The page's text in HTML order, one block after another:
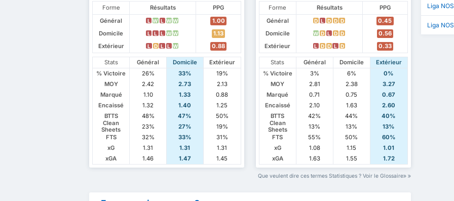
Forme Résultats
PPG
Général
L W L W W
1.00
Domicile
L L L W W
1.13
Extérieur
L D L L W 0.88
Stats Général Domicile
Extérieur
% Victoire
26% 33%
19%
MOY
2.42 2.73
2.13
Marqué
1.10 1.33
0.88
Encaissé
1.32 1.40
1.25
BTTS
48% 47%
50%
Clean
Sheets
23% 27%
19%
FTS
32% 33%
31%
xG
1.31 1.31
1.31
xGA
1.46 1.47 1.45
Forme Résultats
PPG
Général
D L D D D
0.45
Domicile
W D L D D
0.56
Extérieur
L D D L D 0.33
Stats Général Domicile
Extérieur
% Victoire
3% 6%
0%
MOY
2.81 2.38
3.27
Marqué
0.71 0.75
0.67
Encaissé
2.10 1.63
2.60
BTTS
42% 44%
40%
Clean
Sheets
13% 13%
13%
FTS
55% 50%
60%
xG
1.08 1.15
1.01
xGA
1.63 1.55 1.72
Que veulent dire ces termes Statistiques ? Voir le Glossaire
Liga
Liga